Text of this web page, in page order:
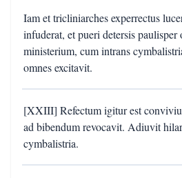
Iam et tricliniarches experrectus
infuderat, et pueri detersis paulisper
ministerium, cum intrans
omnes excitavit.
[XXIII] Refectum igitur est
ad bibendum revocavit. Adiuvit
cymbalistria.